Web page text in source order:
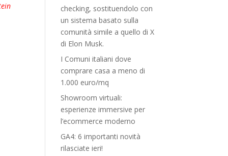
checking, sostituendolo con
un sistema basato sulla
comunità simile a quello di X
di Elon Musk.
I Comuni italiani dove
comprare casa a meno di
1.000 euro/mq
Showroom virtuali:
esperienze immersive per
l’ecommerce moderno
GA4: 6 importanti novità
rilasciate ieri!